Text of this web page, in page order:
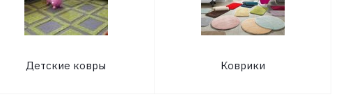
Детские ковры Коврики